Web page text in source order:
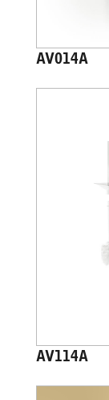
AV014A
AV114A